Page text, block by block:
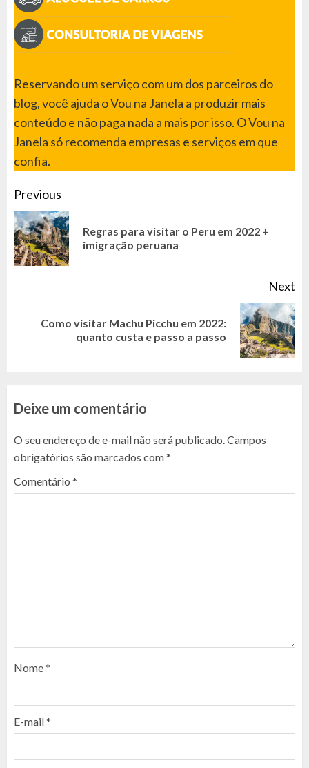
Reservando um serviço com um dos parceiros do
blog, você ajuda o Vou na Janela a produzir mais
conteúdo e não paga nada a mais por isso. O Vou na
Janela só recomenda empresas e serviços em que
confia.
CONTINUE
READING
Previous
Regras para visitar o Peru em 2022 +
imigração peruana
Next
Como visitar Machu Picchu em 2022:
quanto custa e passo a passo
Deixe um comentário
O seu endereço de e-mail não será publicado. Campos
obrigatórios são marcados com*
Comentário *
Nome*
E-mail*